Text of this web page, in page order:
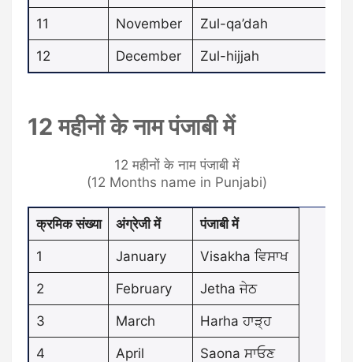
11 November Zul-qa’dah
12 December Zul-hijjah
12 महीनों के नाम पंजाबी में
12 महीनों के नाम पंजाबी में
(12 Months name in Punjabi)
क्रमिक संख्या अंग्रेजी में पंजाबी में
1 January Visakha ਵਿਸਾਖ
2 February Jetha ਜੇਠ
3 March Harha ਹਾੜ੍ਹ
4 April Saona ਸਾਓਣ